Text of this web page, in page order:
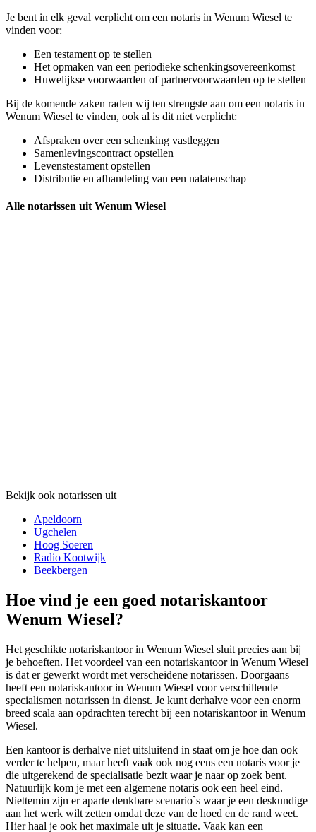
Je bent in elk geval verplicht om een notaris in Wenum Wiesel te
vinden voor:
Een testament op te stellen
Het opmaken van een periodieke schenkingsovereenkomst
Huwelijkse voorwaarden of partnervoorwaarden op te stellen
Bij de komende zaken raden wij ten strengste aan om een notaris in
Wenum Wiesel te vinden, ook al is dit niet verplicht:
Afspraken over een schenking vastleggen
Samenlevingscontract opstellen
Levenstestament opstellen
Distributie en afhandeling van een nalatenschap
Alle notarissen uit Wenum Wiesel
Bekijk ook notarissen uit
Apeldoorn
Ugchelen
Hoog Soeren
Radio Kootwijk
Beekbergen
Hoe vind je een goed notariskantoor
Wenum Wiesel?
Het geschikte notariskantoor in Wenum Wiesel sluit precies aan bij
je behoeften. Het voordeel van een notariskantoor in Wenum Wiesel
is dat er gewerkt wordt met verscheidene notarissen. Doorgaans
heeft een notariskantoor in Wenum Wiesel voor verschillende
specialismen notarissen in dienst. Je kunt derhalve voor een enorm
breed scala aan opdrachten terecht bij een notariskantoor in Wenum
Wiesel.
Een kantoor is derhalve niet uitsluitend in staat om je hoe dan ook
verder te helpen, maar heeft vaak ook nog eens een notaris voor je
die uitgerekend de specialisatie bezit waar je naar op zoek bent.
Natuurlijk kom je met een algemene notaris ook een heel eind.
Niettemin zijn er aparte denkbare scenario`s waar je een deskundige
aan het werk wilt zetten omdat deze van de hoed en de rand weet.
Hier haal je ook het maximale uit je situatie. Vaak kan een